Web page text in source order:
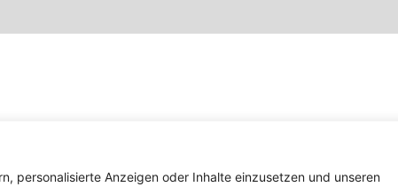
personalisierte Anzeigen oder Inhalte einzusetzen und unseren